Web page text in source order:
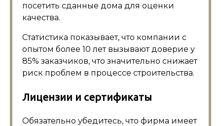
посетить сданные дома для оценки
качества.
Статистика показывает, что компании с
опытом более 10 лет вызывают доверие у
85% заказчиков, что значительно снижает
риск проблем в процессе строительства.
Лицензии и сертификаты
Обязательно убедитесь, что фирма имеет